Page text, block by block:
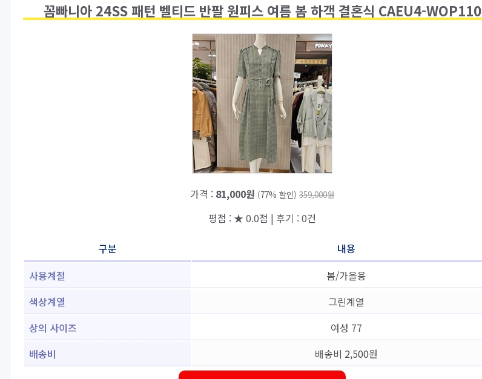
꼼빠니아 24SS 패턴 벨티드 반팔 원피스 여름 봄 하객 결혼식 CAEU4-WOP110
가격 : 81,000원 (77% 할인) 359,000원
평점 : ★ 0.0점 | 후기 : 0건
구분
내용
사용계절
봄/가을용
색상계열
그린계열
상의 사이즈
여성 77
배송비
배송비 2,500원